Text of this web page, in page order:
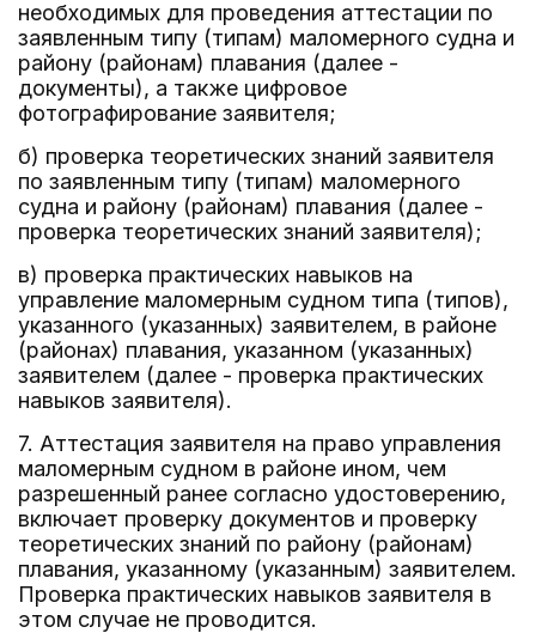
необходимых для проведения аттестации по
заявленным типу (типам) маломерного судна и
району (районам) плавания (далее -
документы), а также цифровое
фотографирование заявителя;
б) проверка теоретических знаний заявителя
по заявленным типу (типам) маломерного
судна и району (районам) плавания (далее -
проверка теоретических знаний заявителя);
в) проверка практических навыков на
управление маломерным судном типа (типов),
указанного (указанных) заявителем, в районе
(районах) плавания, указанном (указанных)
заявителем (далее - проверка практических
навыков заявителя).
7. Аттестация заявителя на право управления
маломерным судном в районе ином, чем
разрешенный ранее согласно удостоверению,
включает проверку документов и проверку
теоретических знаний по району (районам)
плавания, указанному (указанным) заявителем.
Проверка практических навыков заявителя в
этом случае не проводится.